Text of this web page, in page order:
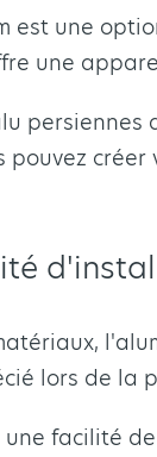
est une
une
pouvez
lors de la
facilité